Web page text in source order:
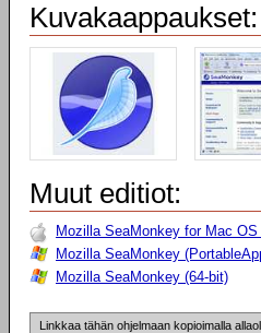
Kuvakaappaukset:
Muut editiot:
Mozilla SeaMonkey for Mac OS
Mozilla SeaMonkey
Mozilla SeaMonkey (64-bit)
Linkkaa tähän ohjelmaan kopioimalla